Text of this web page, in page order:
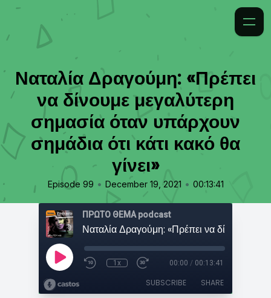
Ναταλία Δραγούμη: «Πρέπει
να δίνουμε μεγαλύτερη
σημασία όταν υπάρχουν
σημάδια ότι κάτι κακό θα
γίνει»
Episode 99 • December 19, 2021 • 00:13:41
ΠΡΩΤΟ ΘΕΜΑ podcast
1x 00:00 / 00:13:41
SUBSCRIBE SHARE